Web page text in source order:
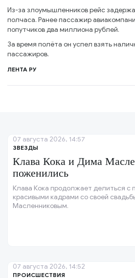
Из-за злоумышленников рейс
полчаса. Ранее пассажир
попутчиков два миллиона рублей.
За время полёта он успел взять
пассажиров.
ЛЕНТА РУ
ЗВЕЗДЫ
Клава Кока и Дима
поженились
Клава Кока продолжает делиться с
красивыми кадрами со своей
Масленниковым.
07 августа 2026, 14:57
ПРОИСШЕСТВИЯ
07 августа 2026, 14:52